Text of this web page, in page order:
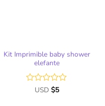
Kit Imprimible baby shower
elefante
Valorado
USD $5